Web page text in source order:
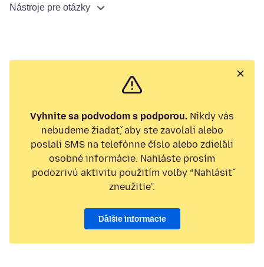
Nástroje pre otázky
Vyhnite sa podvodom s podporou. Nikdy vás
nebudeme žiadať, aby ste zavolali alebo
poslali SMS na telefónne číslo alebo zdieľali
osobné informácie. Nahláste prosím
podozrivú aktivitu použitím voľby “Nahlásiť
zneužitie”.
Ďalšie informácie